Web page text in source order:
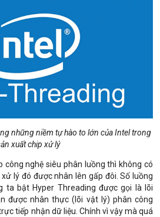
những niềm tự hào to lớn của Intel trong
xuất chip xử lý
công nghệ siêu phân luồng thì không có
lý đó được nhân lên gấp đôi. Số luồng
ta bật Hyper Threading được gọi là lõi
được nhân thực (lõi vật lý) phân công
tiếp nhận dữ liệu. Chính vì vậy mà quá